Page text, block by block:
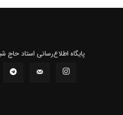
پايگاه اطلاع‌رسانی استاد